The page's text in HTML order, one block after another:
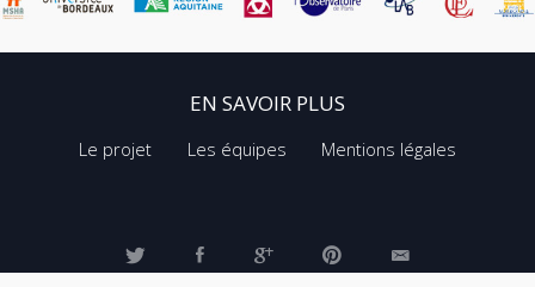
EN SAVOIR PLUS
Le projet Les équipes Mentions légales